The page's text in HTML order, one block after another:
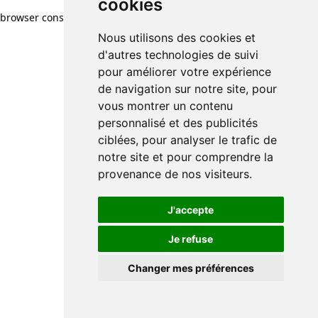
cookies
Nous utilisons des cookies et
d'autres technologies de suivi
pour améliorer votre expérience
de navigation sur notre site, pour
vous montrer un contenu
personnalisé et des publicités
ciblées, pour analyser le trafic de
notre site et pour comprendre la
provenance de nos visiteurs.
J'accepte
Je refuse
Changer mes préférences
browser console for more information)